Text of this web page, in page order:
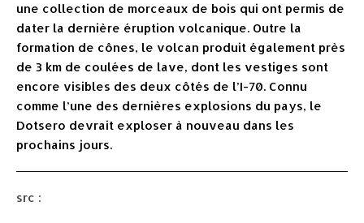
une collection de morceaux de bois qui ont permis de
dater la dernière éruption volcanique. Outre la
formation de cônes, le volcan produit également près
de 3 km de coulées de lave, dont les vestiges sont
encore visibles des deux côtés de l’I-70. Connu
comme l’une des dernières explosions du pays, le
Dotsero devrait exploser à nouveau dans les
prochains jours.
src :